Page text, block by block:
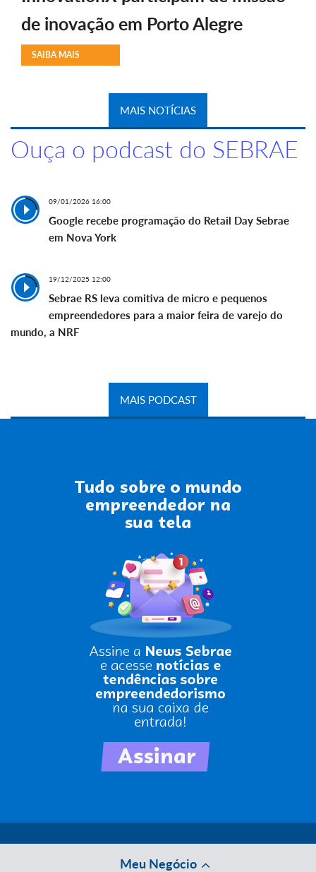
de inovação em Porto Alegre
SAIBA MAIS
MAIS NOTÍCIAS
Ouça o podcast do SEBRAE
09/01/2026 16:00
Google recebe programação do Retail Day Sebrae
em Nova York
19/12/2025 12:00
Sebrae RS leva comitiva de micro e pequenos
empreendedores para a maior feira de varejo do
mundo, a NRF
MAIS PODCAST
Meu Negócio